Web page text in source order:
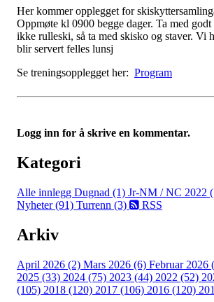
Her kommer opplegget for
Oppmøte kl 0900 begge dager. Ta med
ikke rulleski, så ta med skisko og staver. Vi
blir servert felles lunsj
Se treningsopplegget her: Program
Logg inn for å skrive en kommentar.
Kategori
Alle innlegg Dugnad (1) Jr-NM / NC 2022
Nyheter (91) Turrenn (3) RSS
Arkiv
April 2026 (2) Mars 2026 (6) Februar 2026
2025 (33) 2024 (75) 2023 (44) 2022 (52)
(105) 2018 (120) 2017 (106) 2016 (120)